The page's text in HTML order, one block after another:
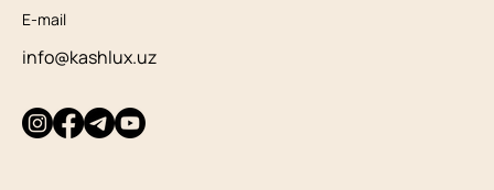
E-mail
info@kashlux.uz